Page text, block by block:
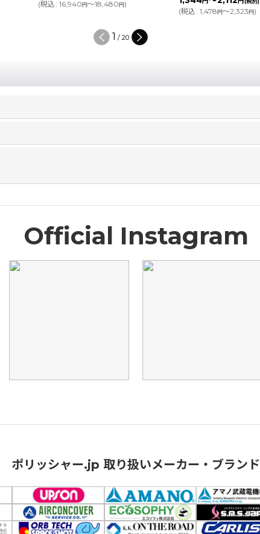
(税込: 16,940円～18,480円)
(税込: 1,478円～2,323円)
1 / 20
Official Instagram
ポリッシャー.jp 取り扱いメーカー・ブランド